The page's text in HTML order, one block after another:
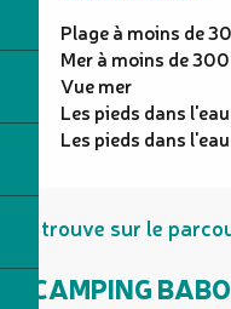
Plage à moins de
Mer à moins de
Vue mer
Les pieds dans
Les pieds dans
Se trouve sur le
CAMPING